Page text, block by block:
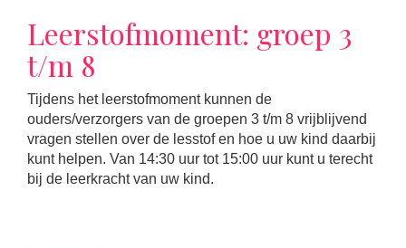
Leerstofmoment: groep 3
t/m 8
Tijdens het leerstofmoment kunnen de
ouders/verzorgers van de groepen 3 t/m 8 vrijblijvend
vragen stellen over de lesstof en hoe u uw kind daarbij
kunt helpen. Van 14:30 uur tot 15:00 uur kunt u terecht
bij de leerkracht van uw kind.